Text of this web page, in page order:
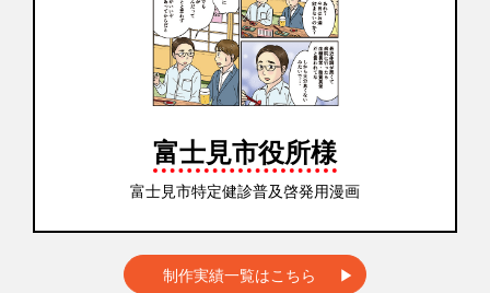
富士見市役所様
富士見市特定健診普及啓発用漫画
制作実績一覧はこちら